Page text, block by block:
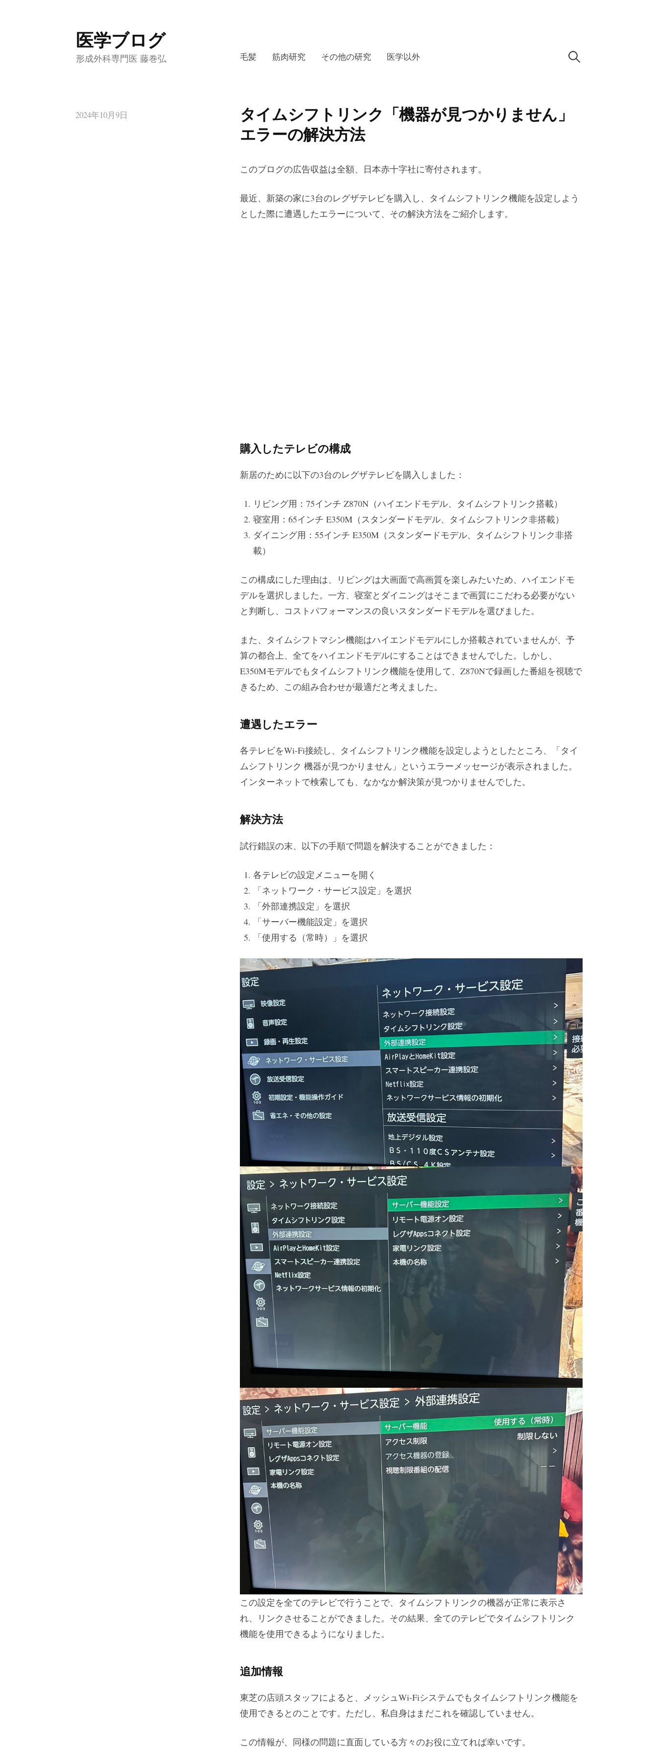
コ
ン
へ
医学ブログ
形成外科専門医 藤巻弘 毛髪 筋肉研究 その他の研究 医学以外 検
2024年10月9日
タイムシフトリンク「機器が見つかりません」
エラーの解決方法
このブログの広告収益は全額、日本赤十字社に寄付されます。
最近、新築の家に3台のレグザテレビを購入し、タイムシフトリンク機能を設定しよう
とした際に遭遇したエラーについて、その解決方法をご紹介します。
購入したテレビの構成
新居のために以下の3台のレグザテレビを購入しました：
リビング用：75インチ Z870N（ハイエンドモデル、タイムシフトリンク搭載）
寝室用：65インチ E350M（スタンダードモデル、タイムシフトリンク非搭載）
ダイニング用：55インチ E350M（スタンダードモデル、タイムシフトリンク非搭
載）
この構成にした理由は、リビングは大画面で高画質を楽しみたいため、ハイエンドモ
デルを選択しました。一方、寝室とダイニングはそこまで画質にこだわる必要がない
と判断し、コストパフォーマンスの良いスタンダードモデルを選びました。
また、タイムシフトマシン機能はハイエンドモデルにしか搭載されていませんが、予
算の都合上、全てをハイエンドモデルにすることはできませんでした。しかし、
E350Mモデルでもタイムシフトリンク機能を使用して、Z870Nで録画した番組を視聴で
きるため、この組み合わせが最適だと考えました。
遭遇したエラー
各テレビをWi-Fi接続し、タイムシフトリンク機能を設定しようとしたところ、「タイ
ムシフトリンク 機器が見つかりません」というエラーメッセージが表示されました。
インターネットで検索しても、なかなか解決策が見つかりませんでした。
解決方法
試行錯誤の末、以下の手順で問題を解決することができました：
各テレビの設定メニューを開く
「ネットワーク・サービス設定」を選択
「外部連携設定」を選択
「サーバー機能設定」を選択
「使用する（常時）」を選択
この設定を全てのテレビで行うことで、タイムシフトリンクの機器が正常に表示さ
れ、リンクさせることができました。その結果、全てのテレビでタイムシフトリンク
機能を使用できるようになりました。
追加情報
東芝の店頭スタッフによると、メッシュWi-Fiシステムでもタイムシフトリンク機能を
使用できるとのことです。ただし、私自身はまだこれを確認していません。
この情報が、同様の問題に直面している方々のお役に立てれば幸いです。